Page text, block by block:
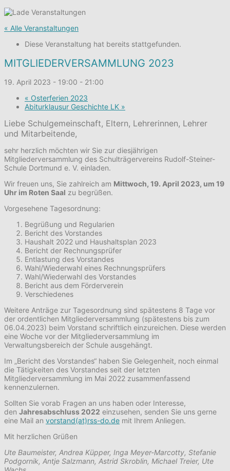
« Alle Veranstaltungen
Diese Veranstaltung hat bereits stattgefunden.
MITGLIEDERVERSAMMLUNG 2023
19. April 2023 - 19:00 - 21:00
« Osterferien 2023
Abiturklausur Geschichte LK »
Liebe Schulgemeinschaft, Eltern, Lehrerinnen, Lehrer
und Mitarbeitende,
sehr herzlich möchten wir Sie zur diesjährigen
Mitgliederversammlung des Schulträgervereins Rudolf-Steiner-
Schule Dortmund e. V. einladen.
Wir freuen uns, Sie zahlreich am Mittwoch, 19. April 2023, um 19
Uhr im Roten Saal zu begrüßen.
Vorgesehene Tagesordnung:
Begrüßung und Regularien
Bericht des Vorstandes
Haushalt 2022 und Haushaltsplan 2023
Bericht der Rechnungsprüfer
Entlastung des Vorstandes
Wahl/Wiederwahl eines Rechnungsprüfers
Wahl/Wiederwahl des Vorstandes
Bericht aus dem Förderverein
Verschiedenes
Weitere Anträge zur Tagesordnung sind spätestens 8 Tage vor
der ordentlichen Mitgliederversammlung (spätestens bis zum
06.04.2023) beim Vorstand schriftlich einzureichen. Diese werden
eine Woche vor der Mitgliederversammlung im
Verwaltungsbereich der Schule ausgehängt.
Im „Bericht des Vorstandes“ haben Sie Gelegenheit, noch einmal
die Tätigkeiten des Vorstandes seit der letzten
Mitgliederversammlung im Mai 2022 zusammenfassend
kennenzulernen.
Sollten Sie vorab Fragen an uns haben oder Interesse,
den Jahresabschluss 2022 einzusehen, senden Sie uns gerne
eine Mail an vorstand(at)rss-do.de mit Ihrem Anliegen.
Mit herzlichen Grüßen
Ute Baumeister, Andrea Küpper, Inga Meyer-Marcotty, Stefanie
Podgornik, Antje Salzmann, Astrid Skroblin, Michael Treier, Ute